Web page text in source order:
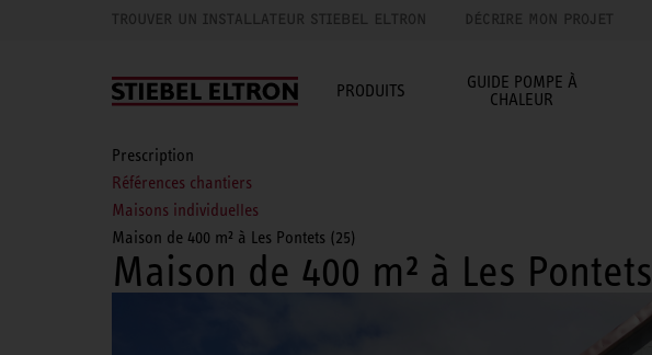
TROUVER UN INSTALLATEUR STIEBEL ELTRON DÉCRIRE MON PROJET
PRODUITS
GUIDE POMPE À
CHALEUR
Prescription
Références chantiers
Maisons individuelles
Maison de 400 m² à Les Pontets (25)
Maison de 400 m² à Les Pontets